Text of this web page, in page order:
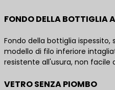
FONDO DELLA BOTTIGLIA
Fondo della bottiglia
modello di filo inferiore
resistente all'usura, non facile
VETRO SENZA PIOMBO